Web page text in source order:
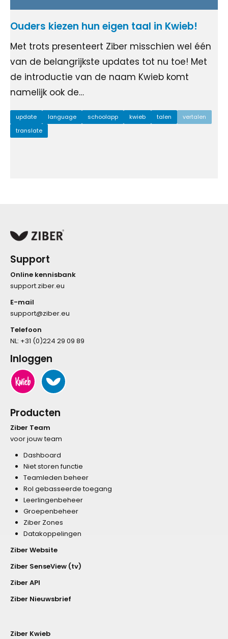
Ouders kiezen hun eigen taal in Kwieb!
Met trots presenteert Ziber misschien wel één
van de belangrijkste updates tot nu toe! Met
de introductie van de naam Kwieb komt
namelijk ook de…
update language schoolapp kwieb talen
vertalen
translate
Support
Online kennisbank
support.ziber.eu
E-mail
support@ziber.eu
Telefoon
NL: +31 (0)224 29 09 89
Inloggen
Producten
Ziber Team
voor jouw team
Dashboard
Niet storen functie
Teamleden beheer
Rol gebasseerde toegang
Leerlingenbeheer
Groepenbeheer
Ziber Zones
Datakoppelingen
Ziber Website
Ziber SenseView (tv)
Ziber API
Ziber Nieuwsbrief
Ziber Kwieb